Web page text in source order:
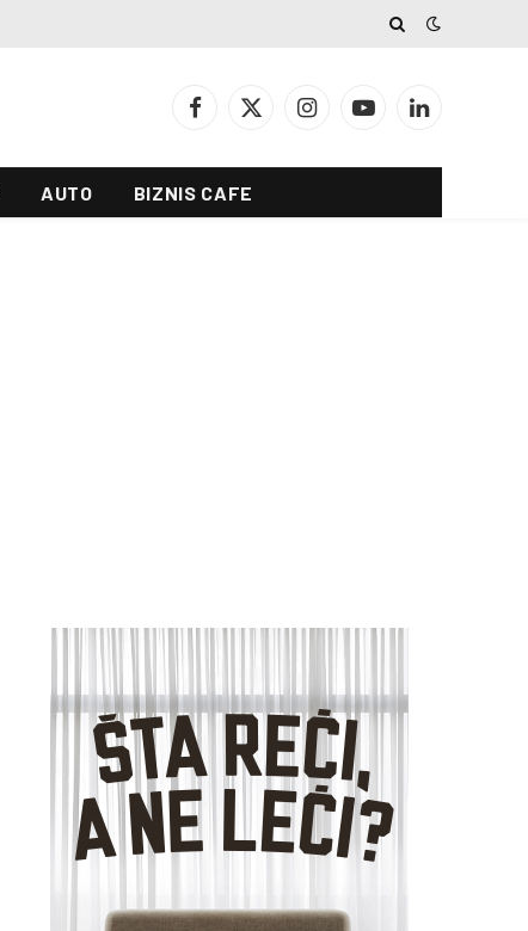
Facebook
X
InstagramYouTubeLinkedIn
AUTO BIZNIS CAFE